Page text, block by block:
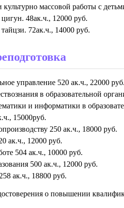
культурно массовой работы с
48ак.ч., 12000 руб.
72ак.ч., 14000 руб.
управление 520 ак.ч., 22000 руб.
в образовательной
и информатики в
15000руб.
250 ак.ч., 18000 руб.
ак.ч., 12000 руб.
504 ак.ч., 10000 руб.
500 ак.ч., 12000 руб.
ак.ч., 18800 руб.
о повышении